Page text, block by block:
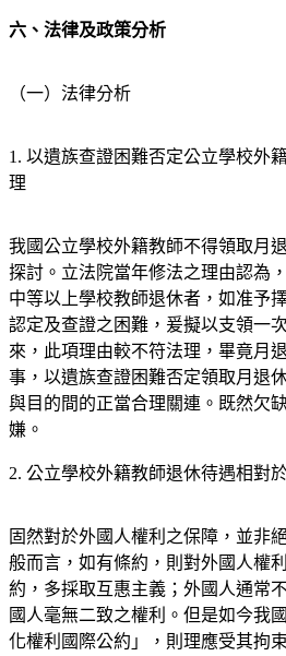
六、法律及政策分析
（一）法律分析
1. 以遺族查證困難否定公立學校外
理
我國公立學校外籍教師不得領取月
探討。立法院當年修法之理由認為
中等以上學校教師退休者，如准予
認定及查證之困難，爰擬以支領一
來，此項理由較不符法理，畢竟月
事，以遺族查證困難否定領取月退
與目的間的正當合理關連。既然欠
嫌。
2. 公立學校外籍教師退休待遇相對
固然對於外國人權利之保障，並非
般而言，如有條約，則對外國人權
約，多採取互惠主義；外國人通常
國人毫無二致之權利。但是如今我
化權利國際公約」，則理應受其拘